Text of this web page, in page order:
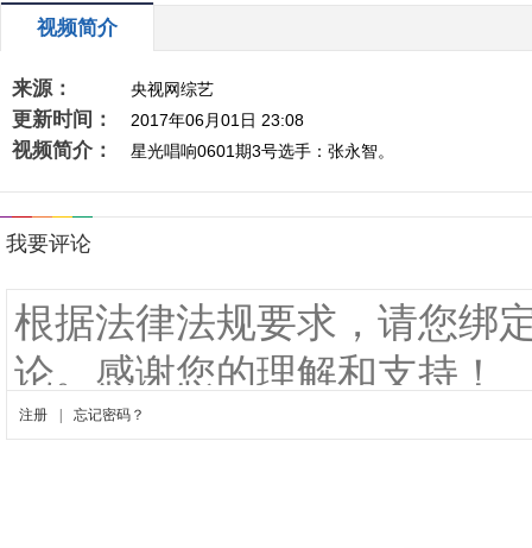
视频简介
来源： 央视网综艺
更新时间： 2017年06月01日 23:08
视频简介： 星光唱响0601期3号选手：张永智。